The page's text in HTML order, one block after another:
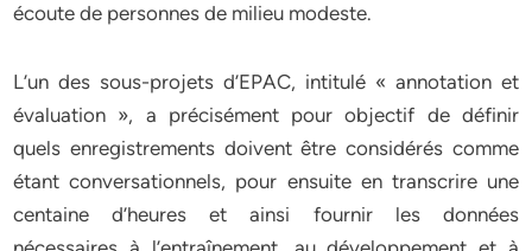
écoute de personnes de milieu modeste.
L’un des sous-projets d’EPAC, intitulé « annotation et
évaluation », a précisément pour objectif de définir
quels enregistrements doivent être considérés comme
étant conversationnels, pour ensuite en transcrire une
centaine d’heures et ainsi fournir les données